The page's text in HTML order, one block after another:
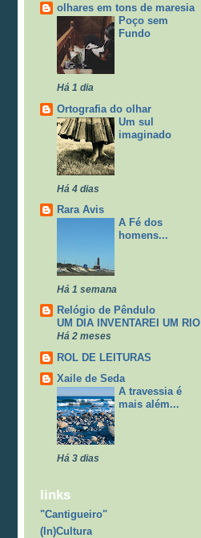
olhares em tons de maresia
Poço sem
Fundo
Há 1 dia
Ortografia do olhar
Um sul
imaginado
Há 4 dias
Rara Avis
A Fé dos
homens...
Há 1 semana
Relógio de Pêndulo
UM DIA INVENTAREI UM RIO
Há 2 meses
ROL DE LEITURAS
Xaile de Seda
A travessia é
mais além...
Há 3 dias
links
"Cantigueiro"
(In)Cultura